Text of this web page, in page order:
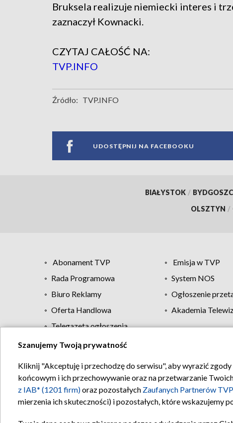
Bruksela realizuje niemiecki interes i
zaznaczył Kownacki.
CZYTAJ CAŁOŚĆ NA:
TVP.INFO
Źródło: TVP.INFO
UDOSTĘPNIJ NA FACEBOOKU
BIAŁYSTOK /
OLSZTYN /
Abonament TVP Emisja w TVP
Rada Programowa
System NOS
Biuro Reklamy
Ogłoszenie
Oferta Handlowa
Akademia
Telegazeta ogłoszenia
Regulamin TVP
Szanujemy Twoją prywatność
Kliknij "Akceptuję i przechodzę do serwisu", aby wyrazić
końcowym i ich przechowywanie oraz na przetwarzanie
z IAB* (1201 firm)oraz pozostałych Zaufanych Partnerów
mierzenia ich skuteczności) i pozostałych, które wskazujemy